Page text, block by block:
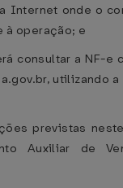
Internet onde o
à operação; e
consultar a NF-e
utilizando
previstas
Auxiliar de